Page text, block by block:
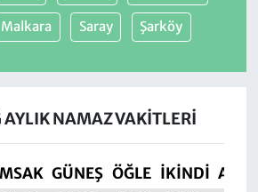
Malkara Saray Şarköy
AYLIK NAMAZ VAKITLERI
GÜNEŞ ÖĞLE İKINDI